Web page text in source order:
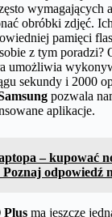
wymagających
obróbki zdjęć.
pamięci
sobie z tym poradzi?
umożliwia
sekundy i 2000
pozwala
aplikacje.
– kupować
odpowiedź
Plus ma jeszcze